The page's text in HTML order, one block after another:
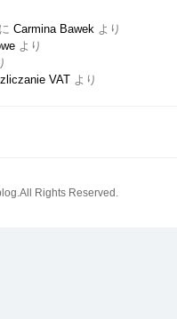
に Carmina Bawekより
より
VATより
Rights Reserved.